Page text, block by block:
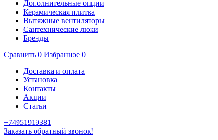
Дополнительные опции
Керамическая плитка
Вытяжные вентиляторы
Сантехнические люки
Бренды
Сравнить 0 Избранное 0
Доставка и оплата
Установка
Контакты
Акции
Статьи
+74951919381
Заказать обратный звонок!